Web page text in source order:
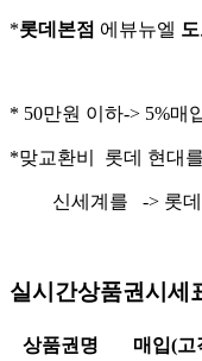
*롯데본점 에뷰뉴엘
* 50만원 이하-> 5%매
*맞교환비 롯데 현대
신세계를 -> 롯데,
실시간상품권시세
상품권명 매입(고